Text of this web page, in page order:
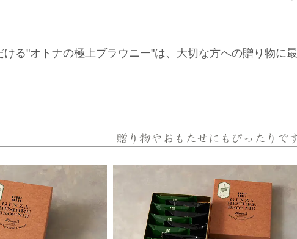
る"オトナの極上ブラウニー"は、大切な方への贈り物に